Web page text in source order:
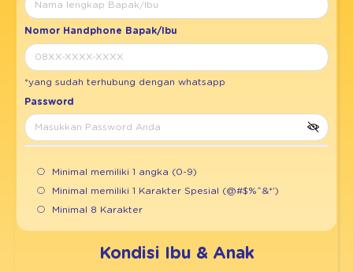
Nomor Handphone Bapak/Ibu
*yang sudah terhubung dengan whatsapp
Password
Minimal memiliki 1 angka (0-9)
Minimal memiliki 1 Karakter Spesial (@#$%^&*’)
Minimal 8 Karakter
Kondisi Ibu & Anak